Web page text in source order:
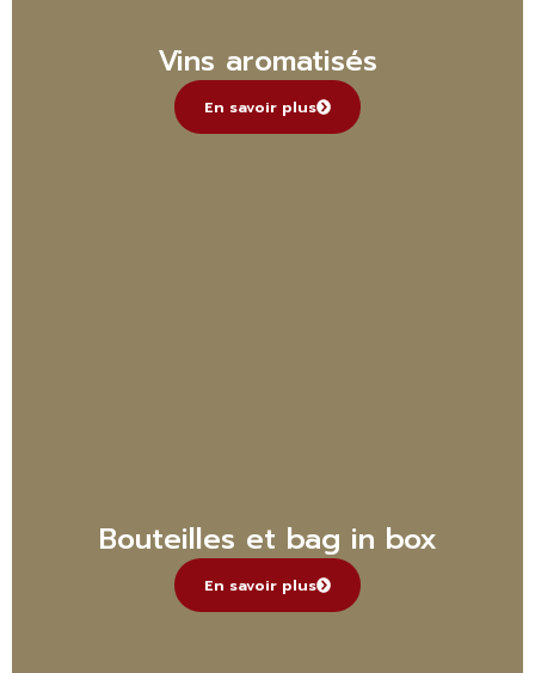
Vins aromatisés
En savoir plus
Bouteilles et bag in box
En savoir plus